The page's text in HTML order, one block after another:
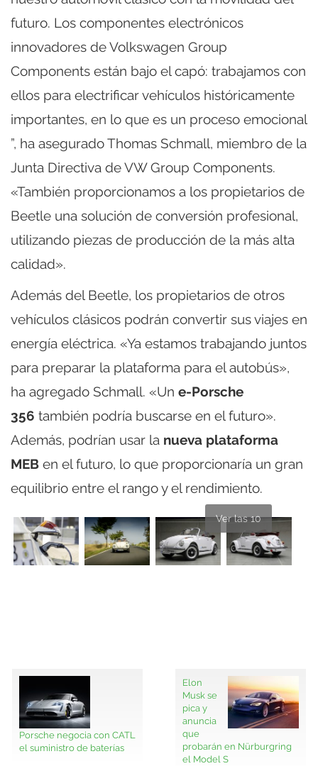
futuro. Los componentes electrónicos
innovadores de Volkswagen Group
Components están bajo el capó: trabajamos con
ellos para electrificar vehículos históricamente
importantes, en lo que es un proceso emocional
”, ha asegurado Thomas Schmall, miembro de la
Junta Directiva de VW Group Components.
«También proporcionamos a los propietarios de
Beetle una solución de conversión profesional,
utilizando piezas de producción de la más alta
calidad».
Además del Beetle, los propietarios de otros
vehículos clásicos podrán convertir sus viajes en
energía eléctrica. «Ya estamos trabajando juntos
para preparar la plataforma para el autobús»,
ha agregado Schmall. «Un e-Porsche
356 también podría buscarse en el futuro».
Además, podrían usar la nueva plataforma
MEB en el futuro, lo que proporcionaría un gran
equilibrio entre el rango y el rendimiento.
Ver las 10
Porsche negocia con CATL
el suministro de baterías
Elon
Musk se
pica y
anuncia
que
probarán en Nürburgring
el Model S